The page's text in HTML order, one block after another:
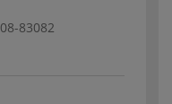
08-83082